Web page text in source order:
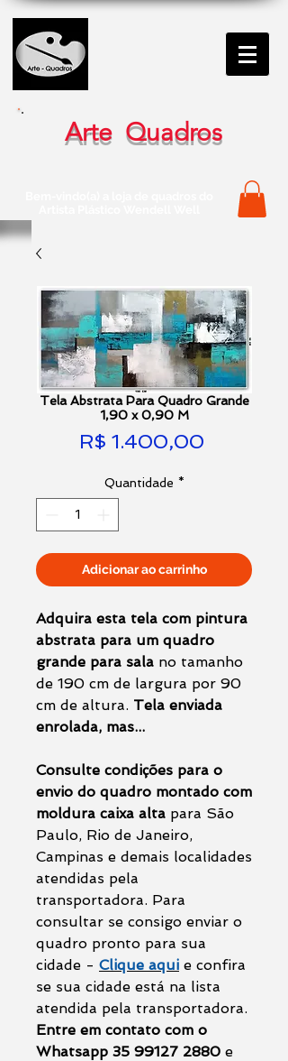
Arte Quadros
Tela Abstrata Para Quadro Grande
1,90 x 0,90 M
R$ 1.400,00
Quantidade *
Adicionar ao carrinho
Adquira esta tela com pintura
abstrata para um quadro
grande para sala no tamanho
de 190 cm de largura por 90
cm de altura. Tela enviada
enrolada, mas...
Consulte condições para o
envio do quadro montado com
moldura caixa alta para São
Paulo, Rio de Janeiro,
Campinas e demais localidades
atendidas pela
transportadora. Para
consultar se consigo enviar o
quadro pronto para sua
cidade - Clique aqui e confira
se sua cidade está na lista
atendida pela transportadora.
Entre em contato com o
Whatsapp 35 99127 2880 e